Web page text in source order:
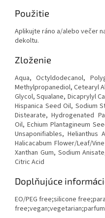
Použitie
Aplikujte ráno a/alebo večer
dekoltu.
Zloženie
Aqua, Octyldodecanol,
Methylpropanediol, Cetearyl
Glycol, Squalane, Dicaprylyl
Hispanica Seed Oil, Sodium
Distearate, Hydrogenated
Oil, Echium Plantagineum
Unsaponifiables, Helianthus
Halicacabum Flower/Leaf/
Xanthan Gum, Sodium
Citric Acid
Doplňujúce
EO/PEG free;silicone